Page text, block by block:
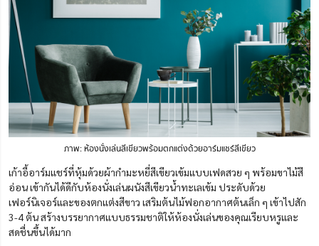
ภาพ: ห้องนั่งเล่นสีเขียวพร้อมตกแต่งด้วยอาร์มแชร์สีเขียว
เก้าอี้อาร์มแชร์ที่หุ้มด้วยผ้ากำมะหยี่สีเขียวเข้มแบบเฟดสวย ๆ พร้อมขาไม้สี
อ่อน เข้ากันได้ดีกับห้องนั่งเล่นผนังสีเขียวน้ำทะเลเข้ม ประดับด้วย
เฟอร์นิเจอร์และของตกแต่งสีขาว เสริมต้นไม้ฟอกอากาศต้นเล็ก ๆ เข้าไปสัก
3-4 ต้น สร้างบรรยากาศแบบธรรมชาติให้ห้องนั่งเล่นของคุณเรียบหรูและ
สดชื่นขึ้นได้มาก